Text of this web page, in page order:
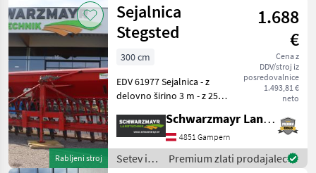
Rabljeni stroj
Sejalnica
Stegsted
1.688
€
Cena z
DDV/stroj iz
posredovalnice
1.493,81 €
neto
300 cm
EDV 61977 Sejalnica - z
delovno širino 3 m - z 25
z električnim vklopom
voznih poti (servomotor) –
2x2 vrste - s 3-točkovnim
priklopom
Schwarzmayr Landtechnik GmbH - Gampern
4851 Gampern
Setev in
Premium zlati prodajalec